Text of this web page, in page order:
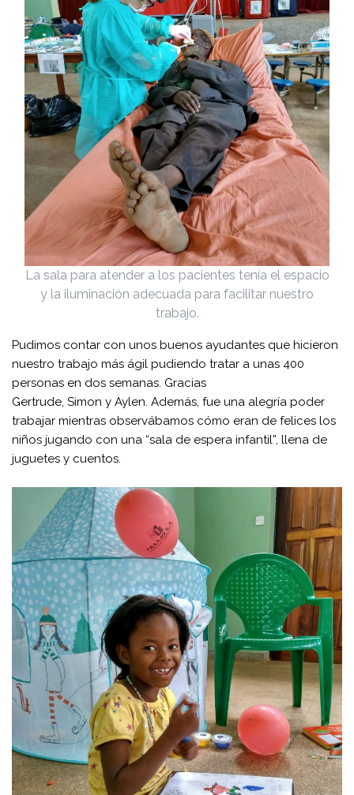
La sala para atender a los pacientes tenía el espacio
y la iluminación adecuada para facilitar nuestro
trabajo.
Pudimos contar con unos buenos ayudantes que hicieron
nuestro trabajo más ágil pudiendo tratar a unas 400
personas en dos semanas. Gracias
Gertrude, Simon y Aylen. Además, fue una alegría poder
trabajar mientras observábamos cómo eran de felices los
niños jugando con una “sala de espera infantil”, llena de
juguetes y cuentos.